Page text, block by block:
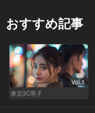
おすすめ記事
Vol.1
東京3C男子